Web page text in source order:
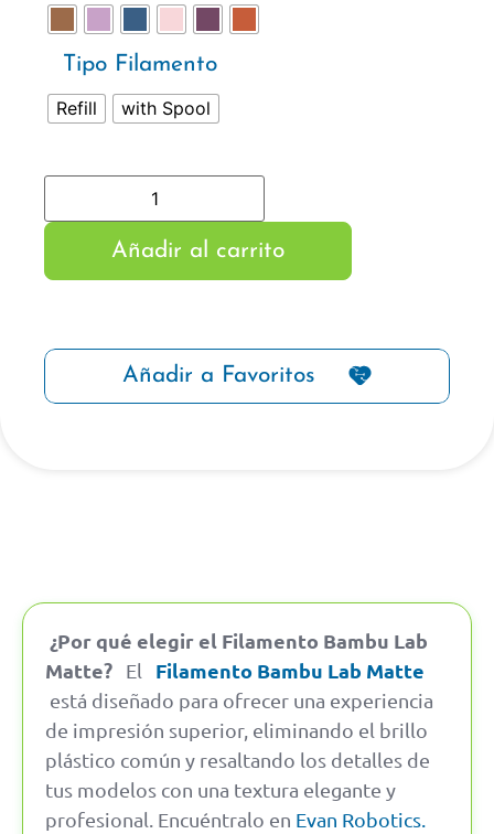
Tipo Filamento
Refill with Spool
Añadir al carrito
Añadir a Favoritos
¿Por qué elegir el Filamento Bambu Lab
Matte?
El Filamento Bambu Lab Matte
está diseñado para ofrecer una experiencia
de impresión superior, eliminando el brillo
plástico común y resaltando los detalles de
tus modelos con una textura elegante y
profesional. Encuéntralo en Evan Robotics.